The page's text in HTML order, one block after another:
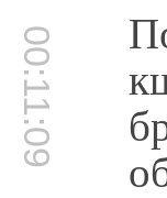
00:11:09